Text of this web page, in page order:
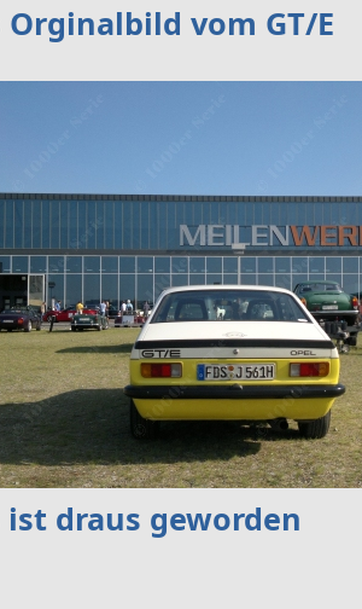
Orginalbild vom GT/E
ist draus geworden